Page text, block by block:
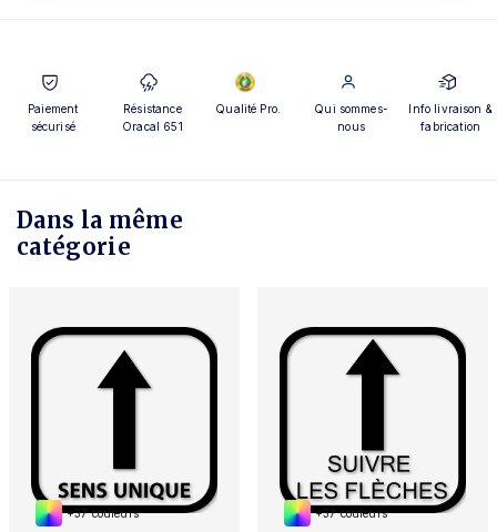
Paiement
sécurisé
Résistance
Oracal 651
Qualité Pro.
Qui sommes-
nous
Info livraison &
fabrication
Dans la même
catégorie
+37 couleurs +37 couleurs